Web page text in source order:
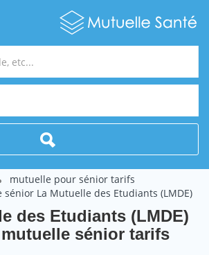
mutuelle pour sénior tarifs
La Mutuelle des Etudiants (LMDE)
des Etudiants (LMDE)
mutuelle sénior tarifs